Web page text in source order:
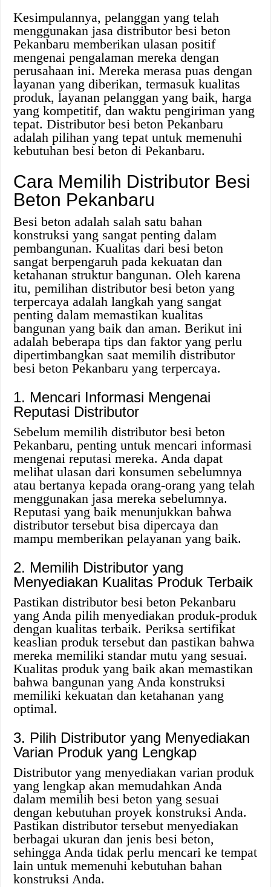
Kesimpulannya, pelanggan yang telah
menggunakan jasa distributor besi beton
Pekanbaru memberikan ulasan positif
mengenai pengalaman mereka dengan
perusahaan ini. Mereka merasa puas dengan
layanan yang diberikan, termasuk kualitas
produk, layanan pelanggan yang baik, harga
yang kompetitif, dan waktu pengiriman yang
tepat. Distributor besi beton Pekanbaru
adalah pilihan yang tepat untuk memenuhi
kebutuhan besi beton di Pekanbaru.
Cara Memilih Distributor Besi
Beton Pekanbaru
Besi beton adalah salah satu bahan
konstruksi yang sangat penting dalam
pembangunan. Kualitas dari besi beton
sangat berpengaruh pada kekuatan dan
ketahanan struktur bangunan. Oleh karena
itu, pemilihan distributor besi beton yang
terpercaya adalah langkah yang sangat
penting dalam memastikan kualitas
bangunan yang baik dan aman. Berikut ini
adalah beberapa tips dan faktor yang perlu
dipertimbangkan saat memilih distributor
besi beton Pekanbaru yang terpercaya.
1. Mencari Informasi Mengenai
Reputasi Distributor
Sebelum memilih distributor besi beton
Pekanbaru, penting untuk mencari informasi
mengenai reputasi mereka. Anda dapat
melihat ulasan dari konsumen sebelumnya
atau bertanya kepada orang-orang yang telah
menggunakan jasa mereka sebelumnya.
Reputasi yang baik menunjukkan bahwa
distributor tersebut bisa dipercaya dan
mampu memberikan pelayanan yang baik.
2. Memilih Distributor yang
Menyediakan Kualitas Produk Terbaik
Pastikan distributor besi beton Pekanbaru
yang Anda pilih menyediakan produk-produk
dengan kualitas terbaik. Periksa sertifikat
keaslian produk tersebut dan pastikan bahwa
mereka memiliki standar mutu yang sesuai.
Kualitas produk yang baik akan memastikan
bahwa bangunan yang Anda konstruksi
memiliki kekuatan dan ketahanan yang
optimal.
3. Pilih Distributor yang Menyediakan
Varian Produk yang Lengkap
Distributor yang menyediakan varian produk
yang lengkap akan memudahkan Anda
dalam memilih besi beton yang sesuai
dengan kebutuhan proyek konstruksi Anda.
Pastikan distributor tersebut menyediakan
berbagai ukuran dan jenis besi beton,
sehingga Anda tidak perlu mencari ke tempat
lain untuk memenuhi kebutuhan bahan
konstruksi Anda.